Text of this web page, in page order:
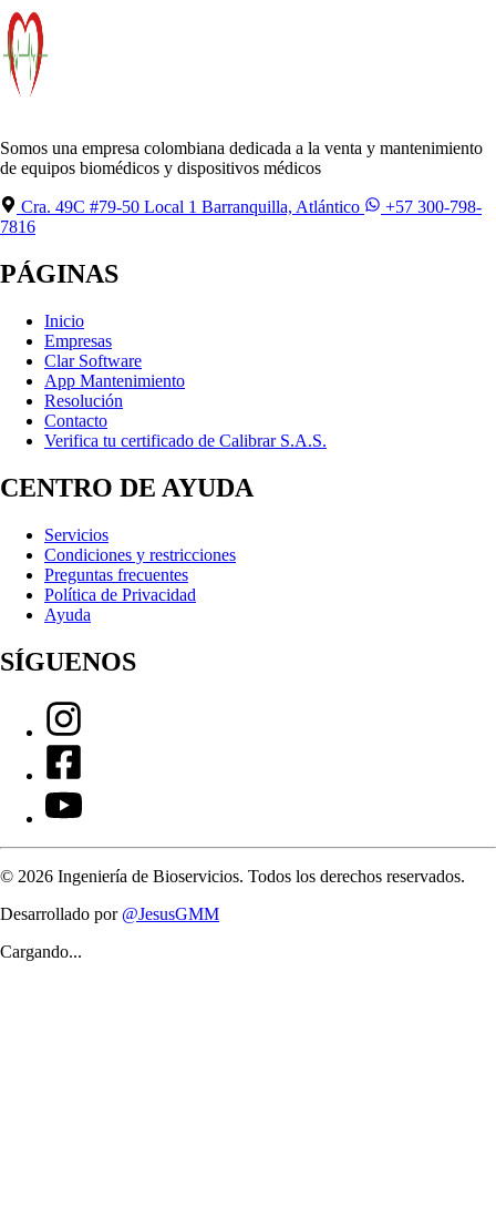
Somos una empresa colombiana dedicada a la venta y mantenimiento
de equipos biomédicos y dispositivos médicos
Cra. 49C #79-50 Local 1 Barranquilla, Atlántico
+57 300-798-
7816
PÁGINAS
Inicio
Empresas
Clar Software
App Mantenimiento
Resolución
Contacto
Verifica tu certificado de Calibrar S.A.S.
CENTRO DE AYUDA
Servicios
Condiciones y restricciones
Preguntas frecuentes
Política de Privacidad
Ayuda
SÍGUENOS
© 2026 Ingeniería de Bioservicios. Todos los derechos reservados.
Desarrollado por @JesusGMM
Cargando...